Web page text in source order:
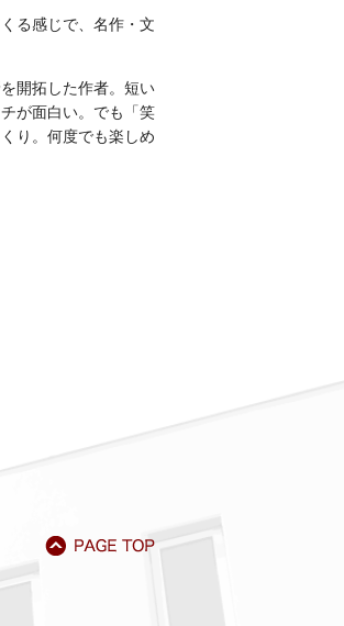
る感じで、名作・文
開拓した作者。短い
が面白い。でも「笑
り。何度でも楽しめ